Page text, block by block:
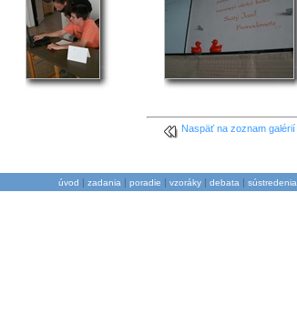
Naspäť na zoznam galérií
úvod | zadania | poradie | vzoráky| debata | sústredenia